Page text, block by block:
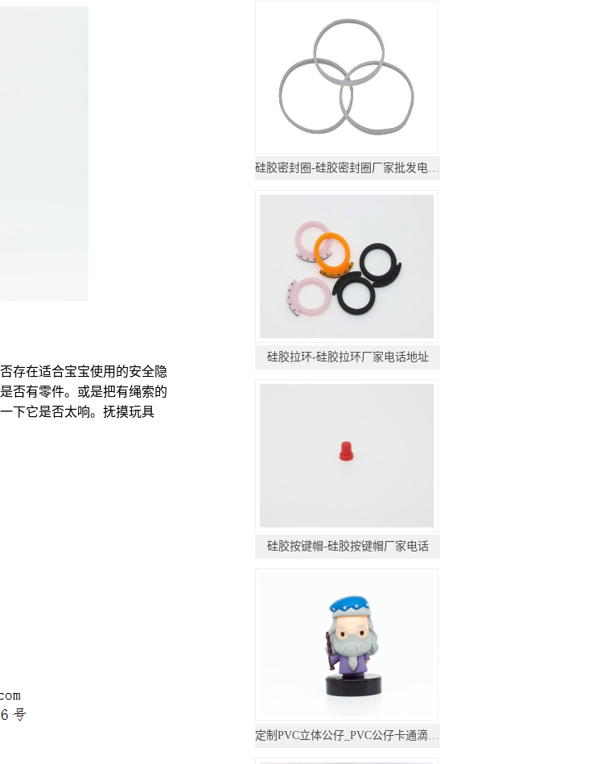
存在适合宝宝使用的安全隐
否有零件。或是把有绳索的
下它是否太响。抚摸玩具
硅胶密封圈-硅胶密封圈厂家批发电话地址
硅胶拉环-硅胶拉环厂家电话地址
硅胶按键帽-硅胶按键帽厂家电话
定制PVC立体公仔_PVC公仔卡通滴胶摆件